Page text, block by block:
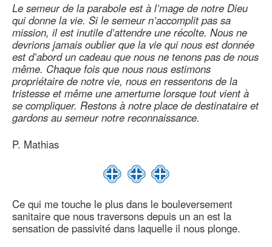
Le semeur de la parabole est à l’mage de notre Dieu
qui donne la vie. Si le semeur n’accomplit pas sa
mission, il est inutile d’attendre une récolte. Nous ne
devrions jamais oublier que la vie qui nous est donnée
est d’abord un cadeau que nous ne tenons pas de nous
même. Chaque fois que nous nous estimons
propriétaire de notre vie, nous en ressentons de la
tristesse et même une amertume lorsque tout vient à
se compliquer. Restons à notre place de destinataire et
gardons au semeur notre reconnaissance.
P. Mathias
Ce qui me touche le plus dans le bouleversement
sanitaire que nous traversons depuis un an est la
sensation de passivité dans laquelle il nous plonge.